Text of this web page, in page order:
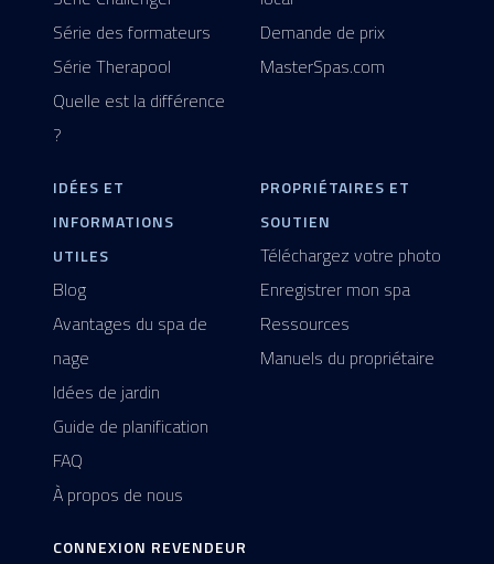
Série des formateurs
Série Therapool
Quelle est la différence
?
Demande de prix
MasterSpas.com
IDÉES ET
INFORMATIONS
UTILES
Blog
Avantages du spa de
nage
Idées de jardin
Guide de planification
FAQ
À propos de nous
PROPRIÉTAIRES ET
SOUTIEN
Téléchargez votre photo
Enregistrer mon spa
Ressources
Manuels du propriétaire
CONNEXION REVENDEUR